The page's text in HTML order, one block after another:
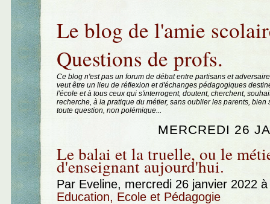
Le blog de l'amie
Questions de profs.
Ce blog n'est pas un forum de débat entre partisans et
veut être un lieu de réflexion et d'échanges pédagogiques
l'école et à tous ceux qui s'interrogent, doutent, cherchent,
recherche, à la pratique du métier, sans oublier les parents, bien
toute question, non polémique...
MERCREDI 26
Le balai et la truelle, ou le
d'enseignant aujourd'hui.
Par Eveline, mercredi 26 janvier 2022
Education, Ecole et Pédagogie